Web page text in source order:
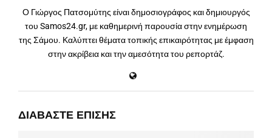
Ο Γιώργος Πατσομύτης είναι δημοσιογράφος και δημιουργός
του Samos24.gr, με καθημερινή παρουσία στην ενημέρωση
της Σάμου. Καλύπτει θέματα τοπικής επικαιρότητας με έμφαση
στην ακρίβεια και την αμεσότητα του ρεπορτάζ.
ΔΙΑΒΆΣΤΕ ΕΠΊΣΗΣ